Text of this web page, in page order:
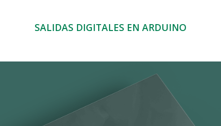
SALIDAS DIGITALES EN ARDUINO